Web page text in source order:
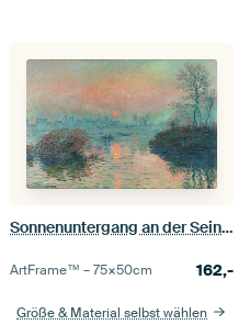
Sonnenuntergang an der Seine bei Lavacourt, Claude Monet
ArtFrame™ –75×50cm 162,-
Größe & Material selbst wählen